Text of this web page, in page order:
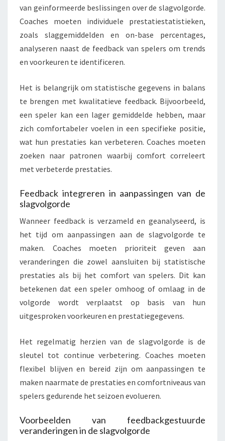
van geïnformeerde beslissingen over de slagvolgorde.
Coaches moeten individuele prestatiestatistieken,
zoals slaggemiddelden en on-base percentages,
analyseren naast de feedback van spelers om trends
en voorkeuren te identificeren.
Het is belangrijk om statistische gegevens in balans
te brengen met kwalitatieve feedback. Bijvoorbeeld,
een speler kan een lager gemiddelde hebben, maar
zich comfortabeler voelen in een specifieke positie,
wat hun prestaties kan verbeteren. Coaches moeten
zoeken naar patronen waarbij comfort correleert
met verbeterde prestaties.
Feedback integreren in aanpassingen van de
slagvolgorde
Wanneer feedback is verzameld en geanalyseerd, is
het tijd om aanpassingen aan de slagvolgorde te
maken. Coaches moeten prioriteit geven aan
veranderingen die zowel aansluiten bij statistische
prestaties als bij het comfort van spelers. Dit kan
betekenen dat een speler omhoog of omlaag in de
volgorde wordt verplaatst op basis van hun
uitgesproken voorkeuren en prestatiegegevens.
Het regelmatig herzien van de slagvolgorde is de
sleutel tot continue verbetering. Coaches moeten
flexibel blijven en bereid zijn om aanpassingen te
maken naarmate de prestaties en comfortniveaus van
spelers gedurende het seizoen evolueren.
Voorbeelden van feedbackgestuurde
veranderingen in de slagvolgorde